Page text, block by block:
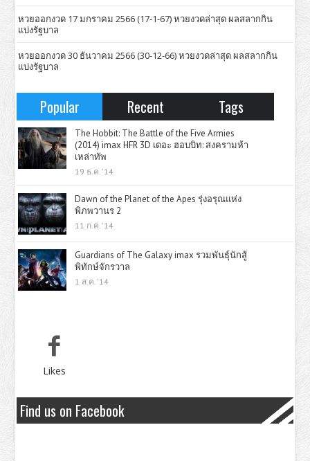
หวยออกงวด 17 มกราคม 2566 (17-1-67) หวยงวดล่าสุด ผลสลากกิน
แบ่งรัฐบาล
หวยออกงวด 30 ธันวาคม 2566 (30-12-66) หวยงวดล่าสุด ผลสลากกิน
แบ่งรัฐบาล
Popular Recent Tags
The Hobbit: The Battle of the Five Armies
(2014) imax HFR 3D เดอะ ฮอบบิท: สงครามห้า
เหล่าทัพ
19 ธ.ค. '14
Dawn of the Planet of the Apes รุ่งอรุณแห่ง
พิภพวานร 2
11 ก.ค. '14
Guardians of The Galaxy imax รวมพันธุ์นักสู้
พิทักษ์จักรวาล
1 ส.ค. '14
Likes
Find us on Facebook